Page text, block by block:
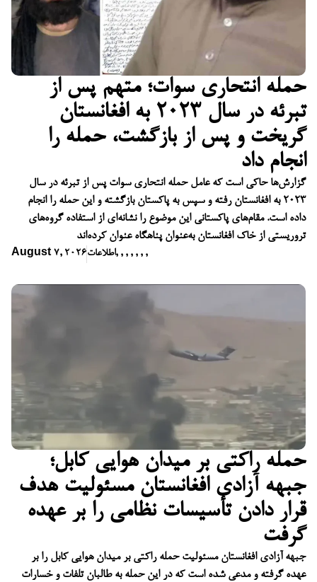
حمله انتحاری سوات؛ متهم پس از
تبرئه در سال ۲۰۲۳ به افغانستان
گریخت و پس از بازگشت، حمله را
انجام داد
گزارش‌ها حاکی است که عامل حمله انتحاری سوات پس از تبرئه در سال
۲۰۲۳ به افغانستان رفته و سپس به پاکستان بازگشته و این حمله را انجام
داده است. مقام‌های پاکستانی این موضوع را نشانه‌ای از استفاده گروه‌های
تروریستی از خاک افغانستان به‌عنوان پناهگاه عنوان کرده‌اند
August 7, 2026اطلاعات, , , , , , ,
حمله راکتی بر میدان هوایی کابل؛
جبهه آزادی افغانستان مسئولیت هدف
قرار دادن تأسیسات نظامی را بر عهده
گرفت
جبهه آزادی افغانستان مسئولیت حمله راکتی بر میدان هوایی کابل را بر
عهده گرفته و مدعی شده است که در این حمله به طالبان تلفات و خسارات